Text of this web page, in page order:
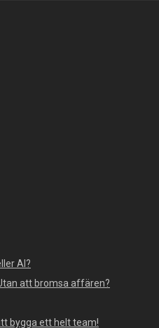
AI?
att bromsa affären?
bygga ett helt team!